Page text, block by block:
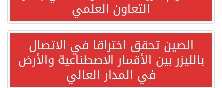
التعاون العلمي
الصين تحقق اختراقا في الاتصال
بالليزر بين الأقمار الاصطناعية والأرض
في المدار العالي